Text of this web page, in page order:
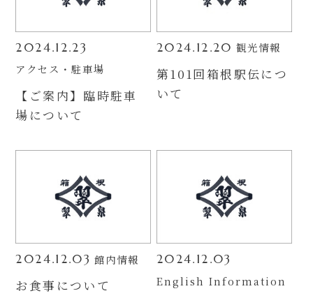
2024.12.23
アクセス・駐車場
【ご案内】臨時駐車
場について
2024.12.20 観光情報
第101回箱根駅伝につ
いて
2024.12.03 館内情報
お食事について
2024.12.03
English Information